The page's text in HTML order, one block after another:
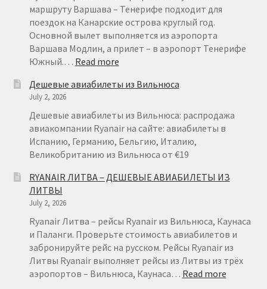
15
маршруту Варшава – Тенерифе подходит для
поездок на Канарские острова круглый год.
Основной вылет выполняется из аэропорта
Варшава Модлин, а прилет – в аэропорт Тенерифе
Южный.… Read more:
НА
ИЗ
ВАРШАВЫ
ОТ
€
Дешевые авиабилеты из Вильнюса
July 2, 2026
Дешевые авиабилеты из Вильнюса: распродажа
авиакомпании Ryanair на сайте: авиабилеты в
Испанию, Германию, Бельгию, Италию,
Великобританию из Вильнюса от €19
RYANAIR ЛИТВА – ДЕШЕВЫЕ АВИАБИЛЕТЫ ИЗ
ЛИТВЫ
July 2, 2026
Ryanair Литва – рейсы Ryanair из Вильнюса, Каунаса
и Паланги. Проверьте стоимость авиабилетов и
забронируйте рейс на русском. Рейсы Ryanair из
Литвы Ryanair выполняет рейсы из Литвы из трёх
аэропортов – Вильнюса, Каунаса… Read more: